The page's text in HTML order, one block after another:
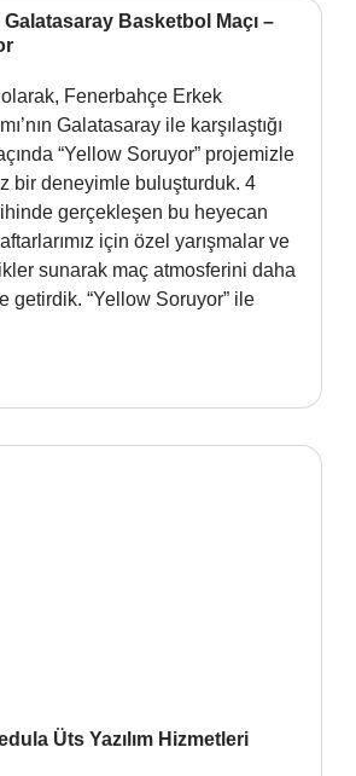
Basketbol Maçı –
Fenerbahçe Erkek
Galatasaray ile karşılaştığı
“Yellow Soruyor” projemizle
bir deneyimle buluşturduk. 4
gerçekleşen bu heyecan
için özel yarışmalar ve
sunarak maç atmosferini daha
getirdik. “Yellow Soruyor” ile
Üts Yazılım Hizmetleri